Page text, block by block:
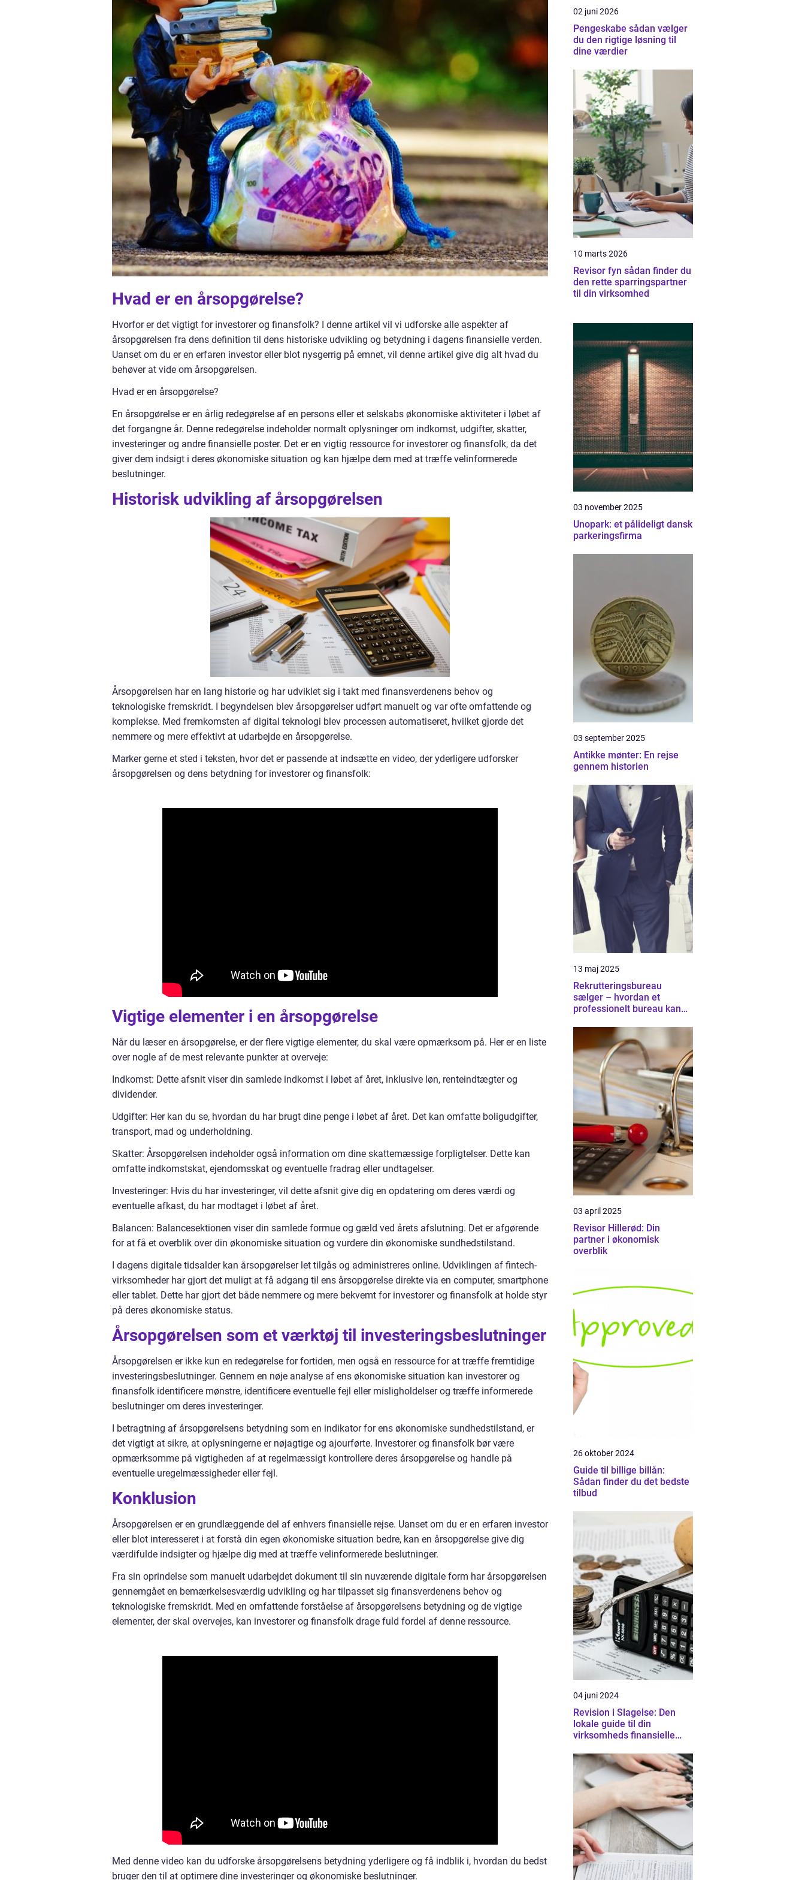
Hvad er en årsopgørelse?
Hvorfor er det vigtigt for investorer og finansfolk? I denne artikel vil vi udforske alle aspekter af
årsopgørelsen fra dens definition til dens historiske udvikling og betydning i dagens finansielle verden.
Uanset om du er en erfaren investor eller blot nysgerrig på emnet, vil denne artikel give dig alt hvad du
behøver at vide om årsopgørelsen.
Hvad er en årsopgørelse?
En årsopgørelse er en årlig redegørelse af en persons eller et selskabs økonomiske aktiviteter i løbet af
det forgangne år. Denne redegørelse indeholder normalt oplysninger om indkomst, udgifter, skatter,
investeringer og andre finansielle poster. Det er en vigtig ressource for investorer og finansfolk, da det
giver dem indsigt i deres økonomiske situation og kan hjælpe dem med at træffe velinformerede
beslutninger.
Historisk udvikling af årsopgørelsen
Årsopgørelsen har en lang historie og har udviklet sig i takt med finansverdenens behov og
teknologiske fremskridt. I begyndelsen blev årsopgørelser udført manuelt og var ofte omfattende og
komplekse. Med fremkomsten af digital teknologi blev processen automatiseret, hvilket gjorde det
nemmere og mere effektivt at udarbejde en årsopgørelse.
Marker gerne et sted i teksten, hvor det er passende at indsætte en video, der yderligere udforsker
årsopgørelsen og dens betydning for investorer og finansfolk:
Vigtige elementer i en årsopgørelse
Når du læser en årsopgørelse, er der flere vigtige elementer, du skal være opmærksom på. Her er en liste
over nogle af de mest relevante punkter at overveje:
Indkomst: Dette afsnit viser din samlede indkomst i løbet af året, inklusive løn, renteindtægter og
dividender.
Udgifter: Her kan du se, hvordan du har brugt dine penge i løbet af året. Det kan omfatte boligudgifter,
transport, mad og underholdning.
Skatter: Årsopgørelsen indeholder også information om dine skattemæssige forpligtelser. Dette kan
omfatte indkomstskat, ejendomsskat og eventuelle fradrag eller undtagelser.
Investeringer: Hvis du har investeringer, vil dette afsnit give dig en opdatering om deres værdi og
eventuelle afkast, du har modtaget i løbet af året.
Balancen: Balancesektionen viser din samlede formue og gæld ved årets afslutning. Det er afgørende
for at få et overblik over din økonomiske situation og vurdere din økonomiske sundhedstilstand.
I dagens digitale tidsalder kan årsopgørelser let tilgås og administreres online. Udviklingen af fintech-
virksomheder har gjort det muligt at få adgang til ens årsopgørelse direkte via en computer, smartphone
eller tablet. Dette har gjort det både nemmere og mere bekvemt for investorer og finansfolk at holde styr
på deres økonomiske status.
Årsopgørelsen som et værktøj til investeringsbeslutninger
Årsopgørelsen er ikke kun en redegørelse for fortiden, men også en ressource for at træffe fremtidige
investeringsbeslutninger. Gennem en nøje analyse af ens økonomiske situation kan investorer og
finansfolk identificere mønstre, identificere eventuelle fejl eller misligholdelser og træffe informerede
beslutninger om deres investeringer.
I betragtning af årsopgørelsens betydning som en indikator for ens økonomiske sundhedstilstand, er
det vigtigt at sikre, at oplysningerne er nøjagtige og ajourførte. Investorer og finansfolk bør være
opmærksomme på vigtigheden af at regelmæssigt kontrollere deres årsopgørelse og handle på
eventuelle uregelmæssigheder eller fejl.
Konklusion
Årsopgørelsen er en grundlæggende del af enhvers finansielle rejse. Uanset om du er en erfaren investor
eller blot interesseret i at forstå din egen økonomiske situation bedre, kan en årsopgørelse give dig
værdifulde indsigter og hjælpe dig med at træffe velinformerede beslutninger.
Fra sin oprindelse som manuelt udarbejdet dokument til sin nuværende digitale form har årsopgørelsen
gennemgået en bemærkelsesværdig udvikling og har tilpasset sig finansverdenens behov og
teknologiske fremskridt. Med en omfattende forståelse af årsopgørelsens betydning og de vigtige
elementer, der skal overvejes, kan investorer og finansfolk drage fuld fordel af denne ressource.
Med denne video kan du udforske årsopgørelsens betydning yderligere og få indblik i, hvordan du bedst
bruger den til at optimere dine investeringer og økonomiske beslutninger.
02 juni 2026
Pengeskabe sådan vælger
du den rigtige løsning til
dine værdier
10 marts 2026
Revisor fyn sådan finder du
den rette sparringspartner
til din virksomhed
03 november 2025
Unopark: et pålideligt dansk
parkeringsfirma
03 september 2025
Antikke mønter: En rejse
gennem historien
13 maj 2025
Rekrutteringsbureau
sælger – hvordan et
professionelt bureau kan
rette salgstalenter
03 april 2025
Revisor Hillerød: Din
partner i økonomisk
overblik
26 oktober 2024
Guide til billige billån:
Sådan finder du det bedste
tilbud
04 juni 2024
Revision i Slagelse: Den
lokale guide til din
virksomheds finansielle